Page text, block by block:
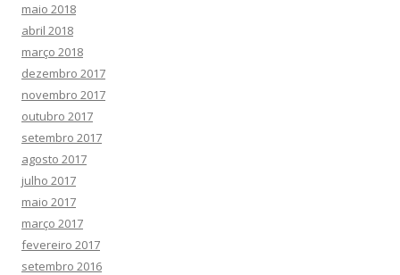
maio 2018
abril 2018
março 2018
dezembro 2017
novembro 2017
outubro 2017
setembro 2017
agosto 2017
julho 2017
maio 2017
março 2017
fevereiro 2017
setembro 2016